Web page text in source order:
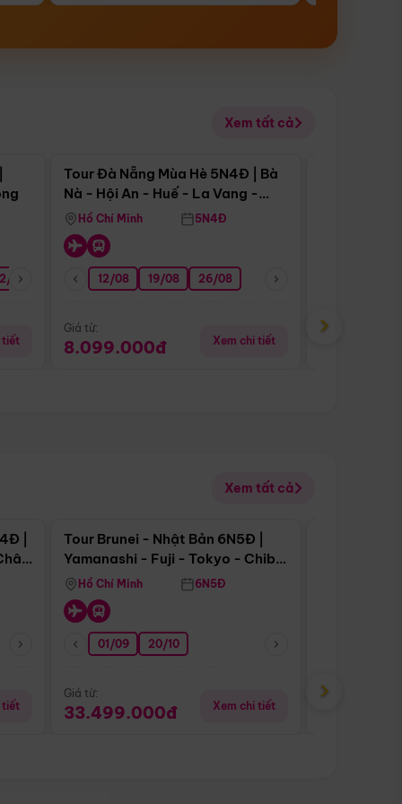
Xem tất cả
08 26/08 05/09 09/09 12/09
tiết
Điểm nổi bật
Tour Đà Nẵng Mùa Hè 5N4Đ | Bà
Nà - Hội An - Huế - La Vang -
Động Thiên Đường
Hồ Chí Minh 5N4Đ
12/08 19/08 26/08
Giá từ:
8.099.000đ Xem chi tiết
Giá từ:
›
Xem tất cả
|
tiết
Điểm nổi bật
Tour Brunei - Nhật Bản 6N5Đ |
Yamanashi - Fuji - Tokyo - Chiba
- Freeday
Hồ Chí Minh 6N5Đ
01/09 20/10
Giá từ:
33.499.000đ Xem chi tiết
Giá từ:
›